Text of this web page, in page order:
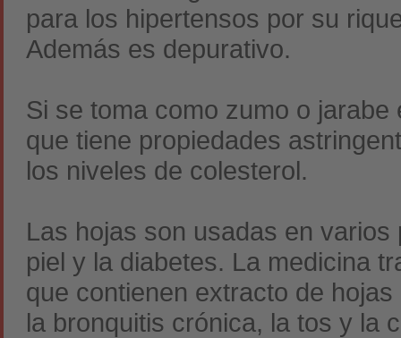
para los hipertensos por su
Además es depurativo.
Si se toma como zumo o
que tiene propiedades
los niveles de colesterol.
Las hojas son usadas en
piel y la diabetes. La medicina
que contienen extracto de
la bronquitis crónica, la tos y la